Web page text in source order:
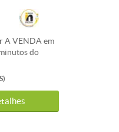
A VENDA em
do
da
pra 4
deck, ducha